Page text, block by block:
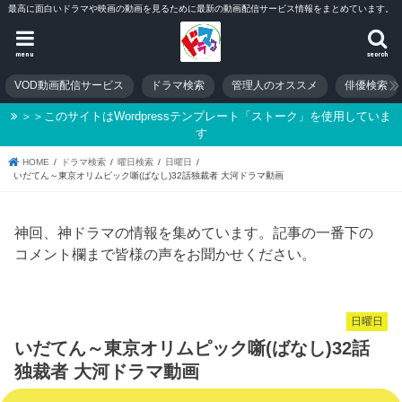
最高に面白いドラマや映画の動画を見るために最新の動画配信サービス情報をまとめています。
search
menu
VOD動画配信サービス ドラマ検索 管理人のオススメ 俳優検索
＞＞このサイトはWordpressテンプレート「ストーク」を使用していま
す
HOME ドラマ検索 曜日検索
日曜日
いだてん～東京オリムピック噺(ばなし)32話独裁者 大河ドラマ動画
神回、神ドラマの情報を集めています。記事の一番下の
コメント欄まで皆様の声をお聞かせください。
日曜日
いだてん～東京オリムピック噺(ばなし)32話
独裁者 大河ドラマ動画